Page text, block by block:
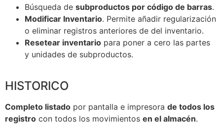
Búsqueda de subproductos por código de barras.
Modificar Inventario. Permite añadir regularización
o eliminar registros anteriores de del inventario.
Resetear inventario para poner a cero las partes
y unidades de subproductos.
HISTORICO
Completo listado por pantalla e impresora de todos los
registro con todos los movimientos en el almacén.